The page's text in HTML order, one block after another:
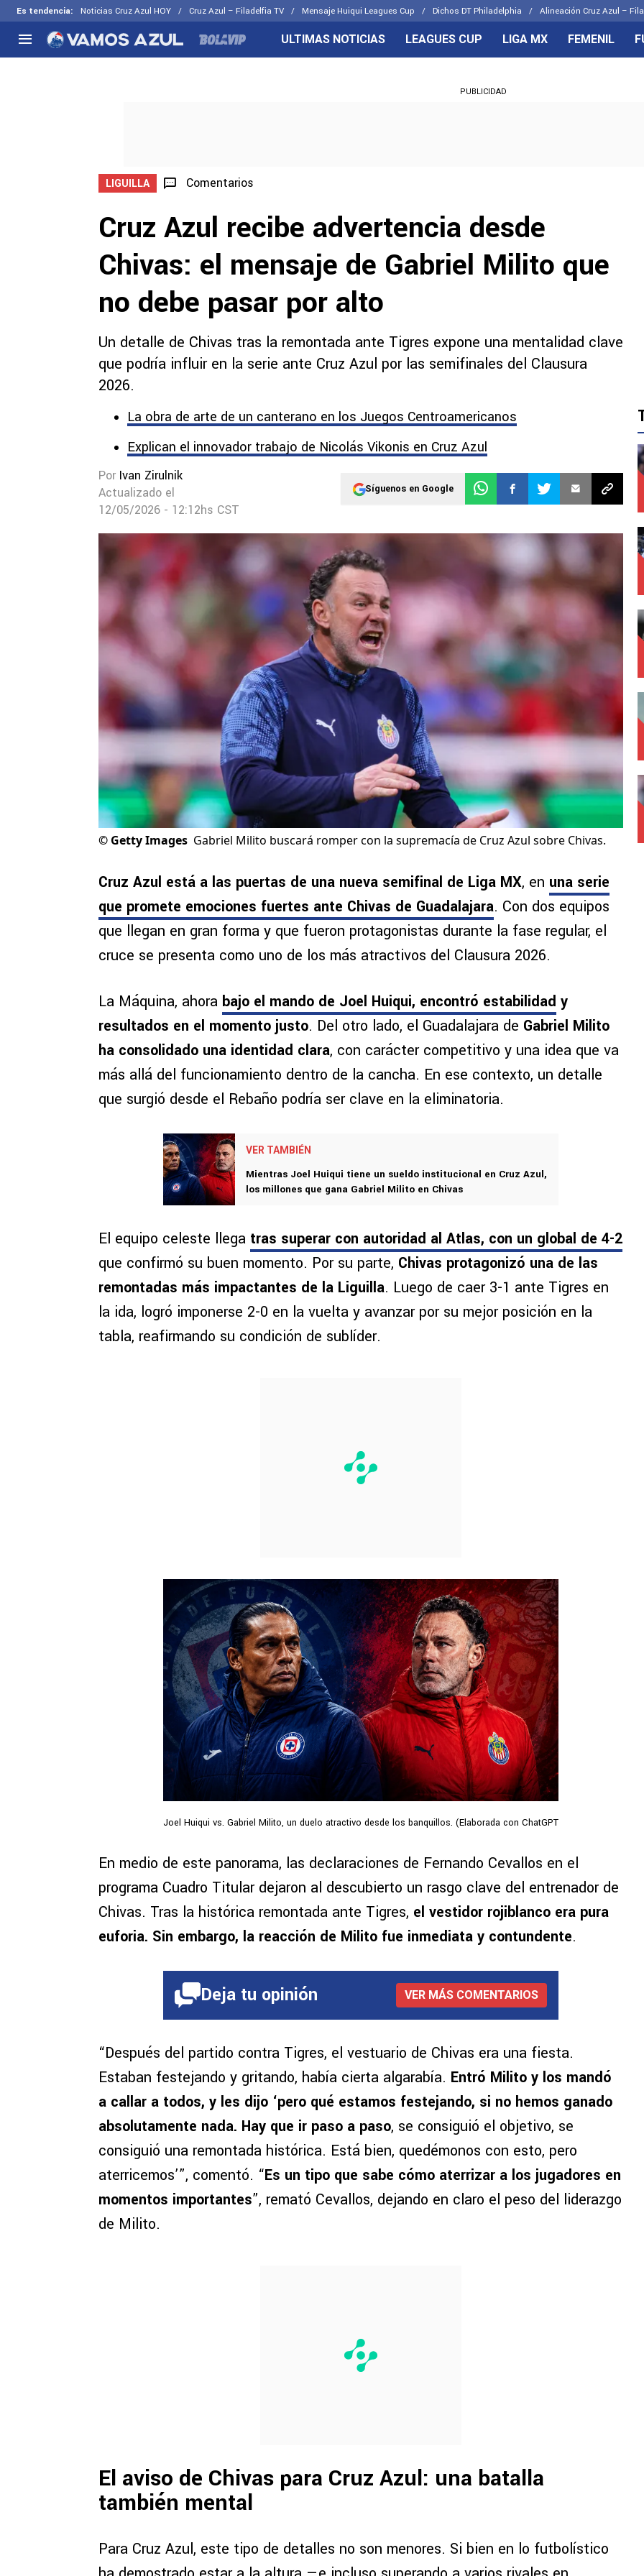
Es tendencia: Noticias Cruz Azul HOY Cruz Azul – Filadelfia TV Mensaje Huiqui Leagues Cup Dichos DT Philadelphia Alineación Cruz Azul –
Selección Mexicana
CELESTES
ULTIMAS NOTICIAS LEAGUES CUP LIGA MX FEMENIL
PUBLICIDAD
LIGUILLA Comentarios
Cruz Azul recibe advertencia desde
Chivas: el mensaje de Gabriel Milito que
no debe pasar por alto
Un detalle de Chivas tras la remontada ante Tigres expone una mentalidad clave
que podría influir en la serie ante Cruz Azul por las semifinales del Clausura
2026.
La obra de arte de un canterano en los Juegos Centroamericanos
Explican el innovador trabajo de Nicolás Vikonis en Cruz Azul
Por Ivan Zirulnik
Actualizado el
12/05/2026 - 12:12hs CST
Síguenos en Google
© Getty Images Gabriel Milito buscará romper con la supremacía de Cruz Azul sobre Chivas.
Cruz Azul está a las puertas de una nueva semifinal de Liga MX, en una serie
que promete emociones fuertes ante Chivas de Guadalajara. Con dos equipos
que llegan en gran forma y que fueron protagonistas durante la fase regular, el
cruce se presenta como uno de los más atractivos del Clausura 2026.
La Máquina, ahora bajo el mando de Joel Huiqui, encontró estabilidad y
resultados en el momento justo. Del otro lado, el Guadalajara de Gabriel Milito
ha consolidado una identidad clara, con carácter competitivo y una idea que va
más allá del funcionamiento dentro de la cancha. En ese contexto, un detalle
que surgió desde el Rebaño podría ser clave en la eliminatoria.
VER TAMBIÉN
Mientras Joel Huiqui tiene un sueldo institucional en Cruz Azul,
los millones que gana Gabriel Milito en Chivas
El equipo celeste llega tras superar con autoridad al Atlas, con un global de 4-2
que confirmó su buen momento. Por su parte, Chivas protagonizó una de las
remontadas más impactantes de la Liguilla. Luego de caer 3-1 ante Tigres en
la ida, logró imponerse 2-0 en la vuelta y avanzar por su mejor posición en la
tabla, reafirmando su condición de sublíder.
Joel Huiqui vs. Gabriel Milito, un duelo atractivo desde los banquillos. (Elaborada con ChatGPT
En medio de este panorama, las declaraciones de Fernando Cevallos en el
programa Cuadro Titular dejaron al descubierto un rasgo clave del entrenador de
Chivas. Tras la histórica remontada ante Tigres, el vestidor rojiblanco era pura
euforia. Sin embargo, la reacción de Milito fue inmediata y contundente.
Deja tu opinión VER MÁS COMENTARIOS
“Después del partido contra Tigres, el vestuario de Chivas era una fiesta.
Estaban festejando y gritando, había cierta algarabía. Entró Milito y los mandó
a callar a todos, y les dijo ‘pero qué estamos festejando, si no hemos ganado
absolutamente nada. Hay que ir paso a paso, se consiguió el objetivo, se
consiguió una remontada histórica. Está bien, quedémonos con esto, pero
aterricemos’”, comentó. “Es un tipo que sabe cómo aterrizar a los jugadores en
momentos importantes”, remató Cevallos, dejando en claro el peso del liderazgo
de Milito.
El aviso de Chivas para Cruz Azul: una batalla
también mental
Para Cruz Azul, este tipo de detalles no son menores. Si bien en lo futbolístico